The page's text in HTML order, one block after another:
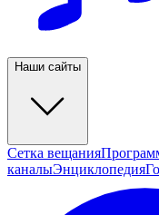
Наши сайты
Сетка вещания
каналыЭнциклопедия